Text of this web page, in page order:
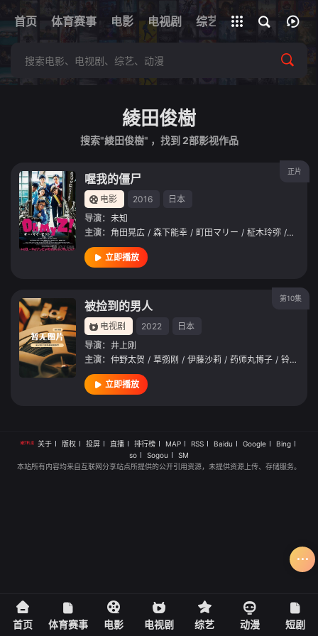
首页 体育赛事 电影 电视剧 综艺 动漫 短剧
全部影片
綾田俊樹
搜索"綾田俊樹" ，找到 2部影视作品
正片
喔我的僵尸
电影 2016
日本
导演： 未知
主演： 角田晃広 / 森下能幸 / 町田マリー / 柾木玲弥 / 萩原利
立即播放
第10集
被捡到的男人
电视剧 2022
日本
导演： 井上刚
主演： 仲野太贺 / 草彅刚 / 伊藤沙莉 / 药师丸博子 / 铃木杏
立即播放
关于 版权 投屏 直播 排行榜 MAP RSS Baidu Google
Bing
so
Sogou
SM
本站所有内容均来自互联网分享站点所提供的公开引用资源，未提供资源上传、存储服务。
首页 体育赛事 电影 电视剧 综艺 动漫 短剧